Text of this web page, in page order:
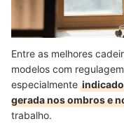
Entre as melhores
modelos com
especialmente
gerada nos ombros e
trabalho.